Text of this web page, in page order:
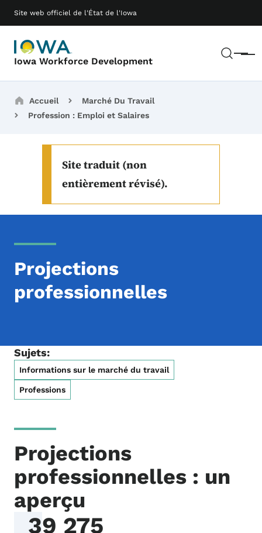
Passer au contenu principal
Site web officiel de l'État de l'Iowa
Iowa Workforce Development Menu
Main navigation
Breadcrumbs
Accueil
Marché Du Travail
Profession : Emploi et Salaires
Site traduit (non
entièrement révisé).
Projections
professionnelles
Sujets:
Informations sur le marché du travail
Professions
Projections
professionnelles : un
aperçu
39 275